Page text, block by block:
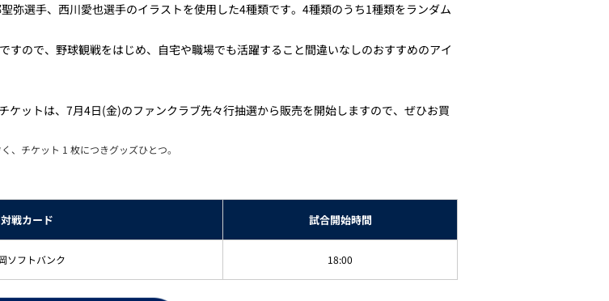
弥選手、西川愛也選手のイラストを使用した4種類です。4種類のうち1種類をランダム
すので、野球観戦をはじめ、自宅や職場でも活躍すること間違いなしのおすすめのアイ
ットは、7月4日(金)のファンクラブ先々行抽選から販売を開始しますので、ぜひお買
、チケット 1 枚につきグッズひとつ。
対戦カード 試合開始時間
ソフトバンク 18:00